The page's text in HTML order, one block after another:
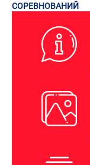
СОРЕВНОВАНИЙ